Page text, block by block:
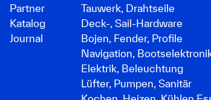
Partner
Katalog
Journal
Tauwerk, Drahtseile
Deck-, Sail-Hardware
Bojen, Fender, Profile
Navigation,
Elektrik, Beleuchtung
Lüfter, Pumpen, Sanitär